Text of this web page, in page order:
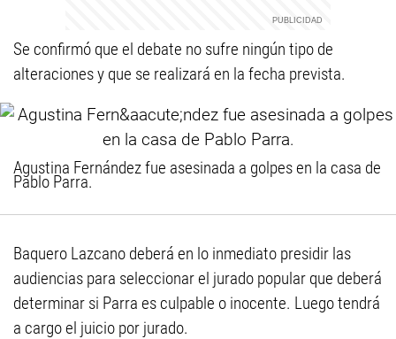
Se confirmó que el debate no sufre ningún tipo de
alteraciones y que se realizará en la fecha prevista.
Agustina Fernández fue asesinada a golpes en la casa de
Pablo Parra.
Baquero Lazcano deberá en lo inmediato presidir las
audiencias para seleccionar el jurado popular que deberá
determinar si Parra es culpable o inocente. Luego tendrá
a cargo el juicio por jurado.